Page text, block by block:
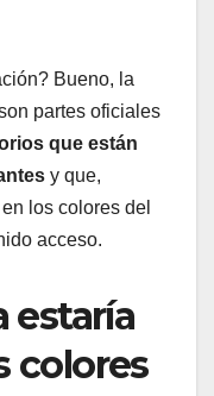
Bueno, la
partes oficiales
que están
y que,
los colores del
acceso.
estaría
colores